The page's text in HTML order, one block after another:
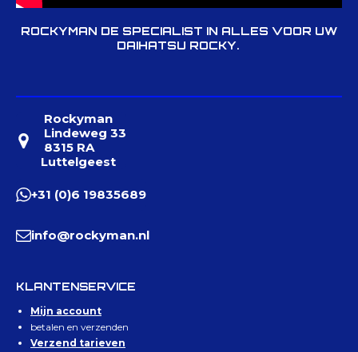
ROCKYMAN DE SPECIALIST IN ALLES VOOR UW
DAIHATSU ROCKY.
Rockyman
Lindeweg 33
8315 RA
Luttelgeest
+31 (0)6 19835689
info@rockyman.nl
KLANTENSERVICE
Mijn account
betalen en verzenden
Verzend tarieven